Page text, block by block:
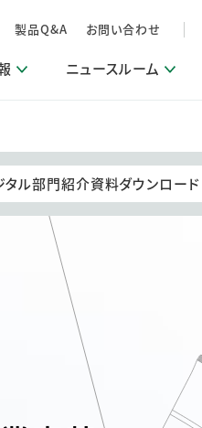
製品Q&A お問い合わせ
ービス関連ニュースリリース
りラボ
報誌 (LION SCIENCE JOURNAL)
査ニュースリリース
グ「サステナブルな社員より。」
ビリティニュースリリース
告
開示方針
規則の遵守に関する確認書
点一覧
レート・ガバナンス
ルトランスフォーメーション
ニュースルーム
報
ド
タル部門紹介資料ダウンロード